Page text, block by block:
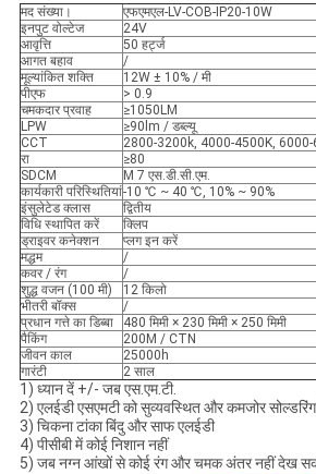
मद संख्या।
एफएमएल-LV-COB-IP20-10W
इनपुट वोल्टेज
24V
आवृत्ति
50 हर्ट्ज
आगत बहाव
/
मूल्यांकित शक्ति
12W ± 10% / मी
पीएफ
> 0.9
चमकदार प्रवाह
≥1050LM
LPW
≥90lm / डब्ल्यू
CCT
2800-3200k, 4000-4500K, 6000-
रा
≥80
SDCM
M 7 एस.डी.सी.एम.
कार्यकारी परिस्थितियां-10 ℃ ~ 40 ℃, 10% ~ 90%
इंसुलेटेड क्लास
द्वितीय
विधि स्थापित करें
क्लिप
ड्राइवर कनेक्शन
प्लग इन करें
मद्धम
/
कवर / रंग
/
शुद्ध वजन (100 मी)
12 किलो
भीतरी बॉक्स
/
प्रधान गत्ते का डिब्बा
480 मिमी × 230 मिमी × 250 मिमी
पैकिंग
200M / CTN
जीवन काल
25000h
गारंटी
2 साल
1) ध्यान दें +/- जब एस.एम.टी.
2) एलईडी एसएमटी को सुव्यवस्थित और कमजोर सोल्डरिंग
3) चिकना टांका बिंदु और साफ एलईडी
4) पीसीबी में कोई निशान नहीं
5) जब नग्न आंखों से कोई रंग और चमक अंतर नहीं देख